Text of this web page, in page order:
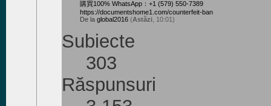
購買100% WhatsApp：+1 (579) 550-7389
https://documentshome1.com/counterfeit-ban
De la global2016 (Astăzi , 10:01)
Subiecte
303
Răspunsuri